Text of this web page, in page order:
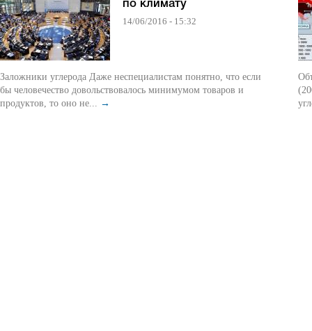
по климату
14/06/2016 - 15:32
Заложники углерода Даже неспециалистам понятно, что если
бы человечество довольствовалось минимумом товаров и
продуктов, то оно не... →